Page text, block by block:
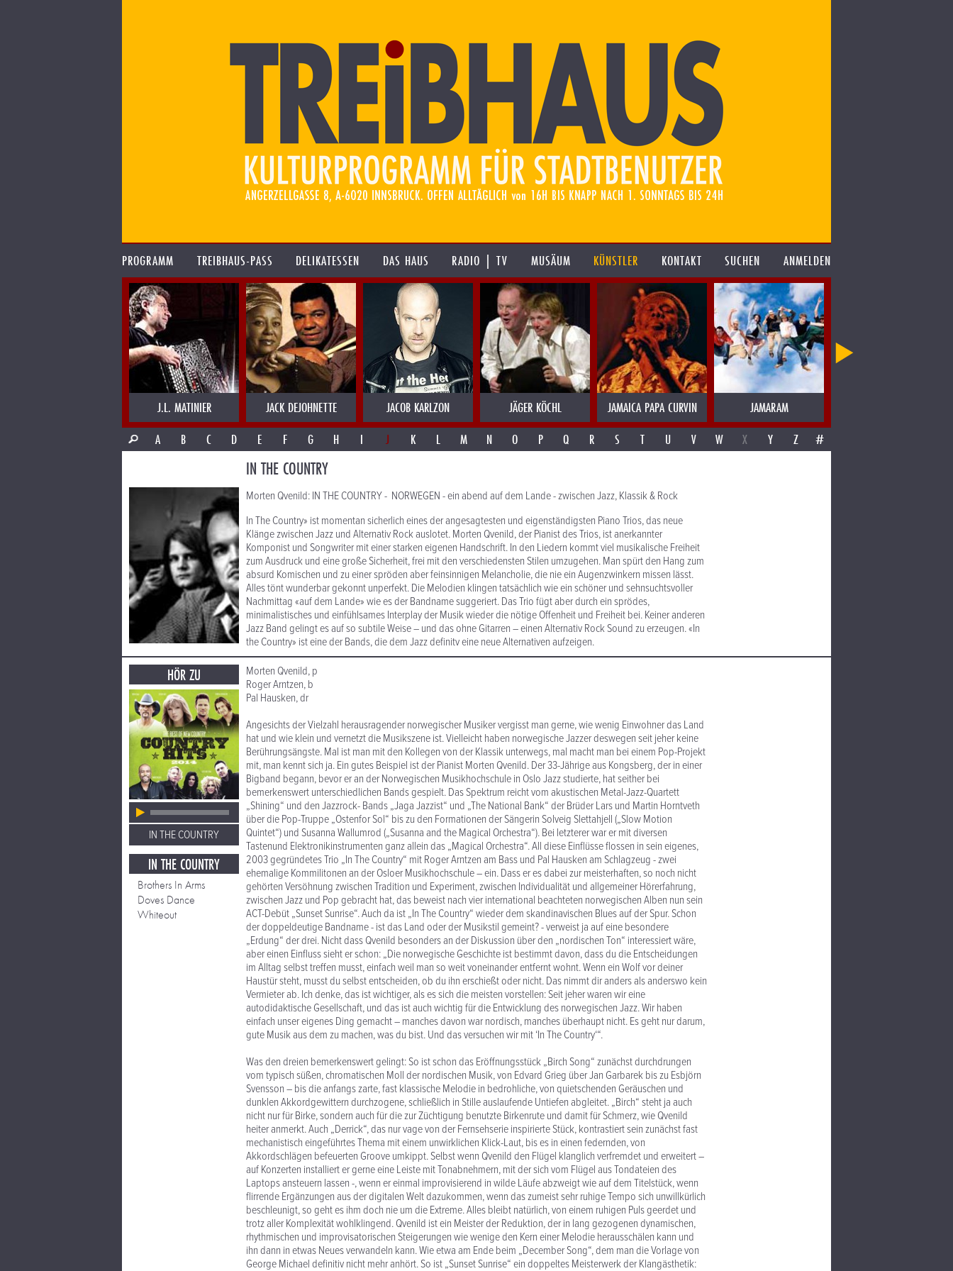
PROGRAMM TREIBHAUS-PASS DELIKATESSEN DAS HAUS RADIO | TV MUSÄUM KÜNSTLER KONTAKT SUCHEN ANMELDEN
J.L. MATINIER JACK DEJOHNETTE JACOB KARLZON JÄGER KÖCHL JAMAICA PAPA CURVIN JAMARAM
A
B C D E F G H I J K L M N O P Q R S T U V W X Y Z #
IN THE COUNTRY
Morten Qvenild: IN THE COUNTRY - NORWEGEN - ein abend auf dem Lande - zwischen Jazz, Klassik & Rock
In The Country» ist momentan sicherlich eines der angesagtesten und eigenständigsten Piano Trios, das neue
Klänge zwischen Jazz und Alternativ Rock auslotet. Morten Qvenild, der Pianist des Trios, ist anerkannter
Komponist und Songwriter mit einer starken eigenen Handschrift. In den Liedern kommt viel musikalische Freiheit
zum Ausdruck und eine große Sicherheit, frei mit den verschiedensten Stilen umzugehen. Man spürt den Hang zum
absurd Komischen und zu einer spröden aber feinsinnigen Melancholie, die nie ein Augenzwinkern missen lässt.
Alles tönt wunderbar gekonnt unperfekt. Die Melodien klingen tatsächlich wie ein schöner und sehnsuchtsvoller
Nachmittag «auf dem Lande» wie es der Bandname suggeriert. Das Trio fügt aber durch ein sprödes,
minimalistisches und einfühlsames Interplay der Musik wieder die nötige Offenheit und Freiheit bei. Keiner anderen
Jazz Band gelingt es auf so subtile Weise – und das ohne Gitarren – einen Alternativ Rock Sound zu erzeugen. «In
the Country» ist eine der Bands, die dem Jazz definitv eine neue Alternativen aufzeigen.
HÖR ZU
IN THE COUNTRY
IN THE COUNTRY
Brothers In Arms
Doves Dance
Whiteout
Morten Qvenild, p
Roger Arntzen, b
Pal Hausken, dr
Angesichts der Vielzahl herausragender norwegischer Musiker vergisst man gerne, wie wenig Einwohner das Land
hat und wie klein und vernetzt die Musikszene ist. Vielleicht haben norwegische Jazzer deswegen seit jeher keine
Berührungsängste. Mal ist man mit den Kollegen von der Klassik unterwegs, mal macht man bei einem Pop-Projekt
mit, man kennt sich ja. Ein gutes Beispiel ist der Pianist Morten Qvenild. Der 33-Jährige aus Kongsberg, der in einer
Bigband begann, bevor er an der Norwegischen Musikhochschule in Oslo Jazz studierte, hat seither bei
bemerkenswert unterschiedlichen Bands gespielt. Das Spektrum reicht vom akustischen Metal-Jazz-Quartett
„Shining“ und den Jazzrock- Bands „Jaga Jazzist“ und „The National Bank“ der Brüder Lars und Martin Horntveth
über die Pop-Truppe „Ostenfor Sol“ bis zu den Formationen der Sängerin Solveig Slettahjell („Slow Motion
Quintet“) und Susanna Wallumrod („Susanna and the Magical Orchestra“). Bei letzterer war er mit diversen
Tastenund Elektronikinstrumenten ganz allein das „Magical Orchestra“. All diese Einflüsse flossen in sein eigenes,
2003 gegründetes Trio „In The Country“ mit Roger Arntzen am Bass und Pal Hausken am Schlagzeug - zwei
ehemalige Kommilitonen an der Osloer Musikhochschule – ein. Dass er es dabei zur meisterhaften, so noch nicht
gehörten Versöhnung zwischen Tradition und Experiment, zwischen Individualität und allgemeiner Hörerfahrung,
zwischen Jazz und Pop gebracht hat, das beweist nach vier international beachteten norwegischen Alben nun sein
ACT-Debüt „Sunset Sunrise“. Auch da ist „In The Country“ wieder dem skandinavischen Blues auf der Spur. Schon
der doppeldeutige Bandname - ist das Land oder der Musikstil gemeint? - verweist ja auf eine besondere
„Erdung“ der drei. Nicht dass Qvenild besonders an der Diskussion über den „nordischen Ton“ interessiert wäre,
aber einen Einfluss sieht er schon: „Die norwegische Geschichte ist bestimmt davon, dass du die Entscheidungen
im Alltag selbst treffen musst, einfach weil man so weit voneinander entfernt wohnt. Wenn ein Wolf vor deiner
Haustür steht, musst du selbst entscheiden, ob du ihn erschießt oder nicht. Das nimmt dir anders als anderswo kein
Vermieter ab. Ich denke, das ist wichtiger, als es sich die meisten vorstellen: Seit jeher waren wir eine
autodidaktische Gesellschaft, und das ist auch wichtig für die Entwicklung des norwegischen Jazz. Wir haben
einfach unser eigenes Ding gemacht – manches davon war nordisch, manches überhaupt nicht. Es geht nur darum,
gute Musik aus dem zu machen, was du bist. Und das versuchen wir mit ‘In The Country‘“.
Was den dreien bemerkenswert gelingt: So ist schon das Eröffnungsstück „Birch Song“ zunächst durchdrungen
vom typisch süßen, chromatischen Moll der nordischen Musik, von Edvard Grieg über Jan Garbarek bis zu Esbjörn
Svensson – bis die anfangs zarte, fast klassische Melodie in bedrohliche, von quietschenden Geräuschen und
dunklen Akkordgewittern durchzogene, schließlich in Stille auslaufende Untiefen abgleitet. „Birch“ steht ja auch
nicht nur für Birke, sondern auch für die zur Züchtigung benutzte Birkenrute und damit für Schmerz, wie Qvenild
heiter anmerkt. Auch „Derrick“, das nur vage von der Fernsehserie inspirierte Stück, kontrastiert sein zunächst fast
mechanistisch eingeführtes Thema mit einem unwirklichen Klick-Laut, bis es in einen federnden, von
Akkordschlägen befeuerten Groove umkippt. Selbst wenn Qvenild den Flügel klanglich verfremdet und erweitert –
auf Konzerten installiert er gerne eine Leiste mit Tonabnehmern, mit der sich vom Flügel aus Tondateien des
Laptops ansteuern lassen -, wenn er einmal improvisierend in wilde Läufe abzweigt wie auf dem Titelstück, wenn
flirrende Ergänzungen aus der digitalen Welt dazukommen, wenn das zumeist sehr ruhige Tempo sich unwillkürlich
beschleunigt, so geht es ihm doch nie um die Extreme. Alles bleibt natürlich, von einem ruhigen Puls geerdet und
trotz aller Komplexität wohlklingend. Qvenild ist ein Meister der Reduktion, der in lang gezogenen dynamischen,
rhythmischen und improvisatorischen Steigerungen wie wenige den Kern einer Melodie herausschälen kann und
ihn dann in etwas Neues verwandeln kann. Wie etwa am Ende beim „December Song“, dem man die Vorlage von
George Michael definitiv nicht mehr anhört. So ist „Sunset Sunrise“ ein doppeltes Meisterwerk der Klangästhetik: